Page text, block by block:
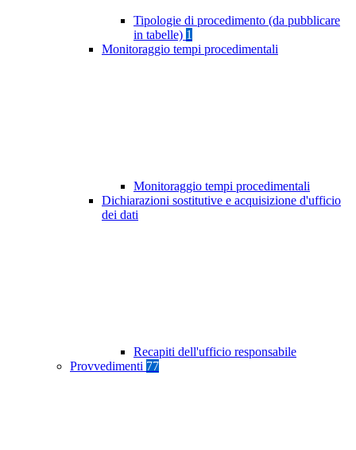
Tipologie di procedimento (da pubblicare
in tabelle) 1
Monitoraggio tempi procedimentali
Monitoraggio tempi procedimentali
Dichiarazioni sostitutive e acquisizione d'ufficio
dei dati
Recapiti dell'ufficio responsabile
Provvedimenti 77